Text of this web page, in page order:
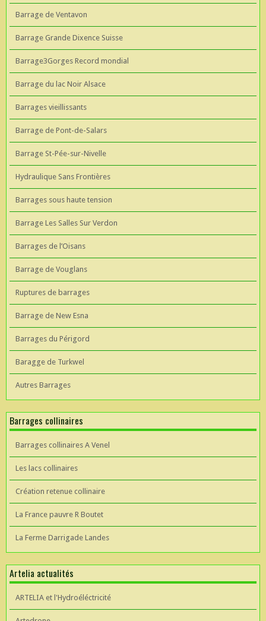
Barrage de Ventavon
Barrage Grande Dixence Suisse
Barrage3Gorges Record mondial
Barrage du lac Noir Alsace
Barrages vieillissants
Barrage de Pont-de-Salars
Barrage St-Pée-sur-Nivelle
Hydraulique Sans Frontières
Barrages sous haute tension
Barrage Les Salles Sur Verdon
Barrages de l’Oisans
Barrage de Vouglans
Ruptures de barrages
Barrage de New Esna
Barrages du Périgord
Baragge de Turkwel
Autres Barrages
Barrages collinaires
Barrages collinaires A Venel
Les lacs collinaires
Création retenue collinaire
La France pauvre R Boutet
La Ferme Darrigade Landes
Artelia actualités
ARTELIA et l'Hydroéléctricité